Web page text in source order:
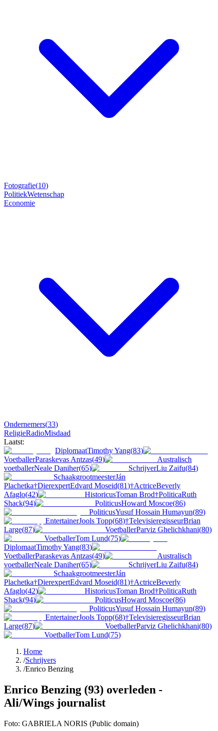
Fotografie(10)
PolitiekWetenschap
Economie
Ondernemers(33)
ReligieRadioMisdaad
Laatst:
DiplomaatTimothy Yang(83)
VoetballerParaskevas Antzas(49)
Australisch
voetballerNeale Daniher(65) SchrijverLiu Zaifu(84)
SchaakgrootmeesterJán
Plachetka†DierexpertEdvard Moseid(81)†ActriceBeverly
Afaglo(42) HistoricusToman Brod†PoliticaRuth
Shack(94) PoliticusHoward Moscoe(86)
PoliticusYusuf Hossain Humayun(89)
EntertainerJools Topp(68)†TelevisieregisseurBrian
Large(87) VoetballerParviz Ghelichkhani(80)
VoetballerTom Lund(75)
DiplomaatTimothy Yang(83)
VoetballerParaskevas Antzas(49)
Australisch
voetballerNeale Daniher(65) SchrijverLiu Zaifu(84)
SchaakgrootmeesterJán
Plachetka†DierexpertEdvard Moseid(81)†ActriceBeverly
Afaglo(42) HistoricusToman Brod†PoliticaRuth
Shack(94) PoliticusHoward Moscoe(86)
PoliticusYusuf Hossain Humayun(89)
EntertainerJools Topp(68)†TelevisieregisseurBrian
Large(87) VoetballerParviz Ghelichkhani(80)
VoetballerTom Lund(75)
Home
/Schrijvers
/Enrico Benzing
Enrico Benzing (93) overleden -
Ali/Wings journalist
Foto: GABRIELA NORIS (Public domain)